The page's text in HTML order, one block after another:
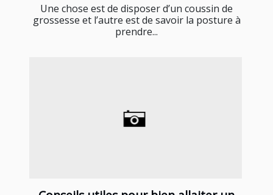
Une chose est de disposer d’un coussin de
grossesse et l’autre est de savoir la posture à
prendre...